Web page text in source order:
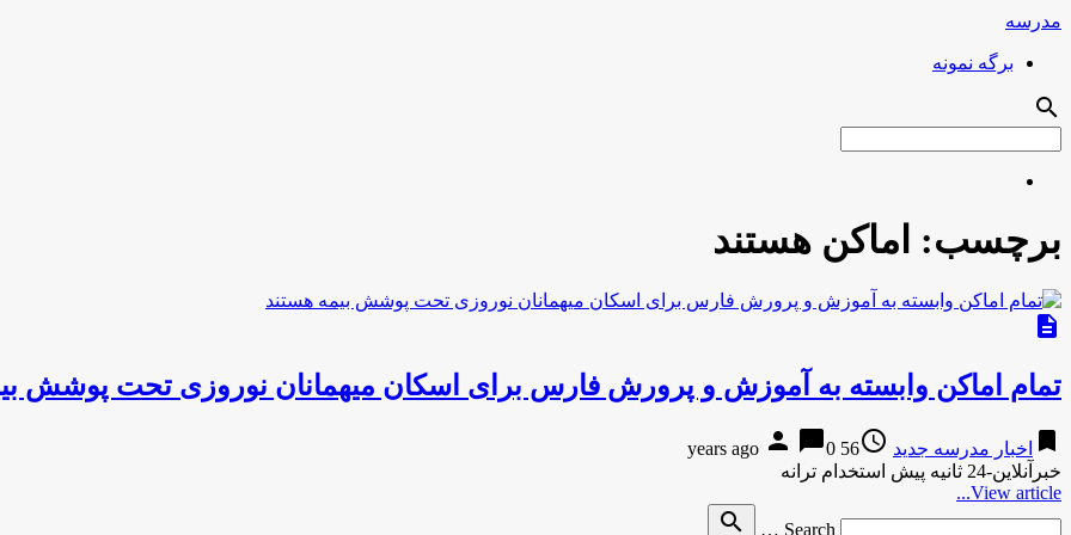
مدرسه
برگه نمونه
search
برچسب: اماکن هستند
description
تمام اماکن وابسته به آموزش و پرورش فارس برای اسکان میهمانان نوروزی تحت پوشش
bookmark اخبار مدرسه جدید access_time
56 years ago
person chat_bubble0
خبرآنلاین-24 ثانیه پیش استخدام ترانه
View article...
Search …
search